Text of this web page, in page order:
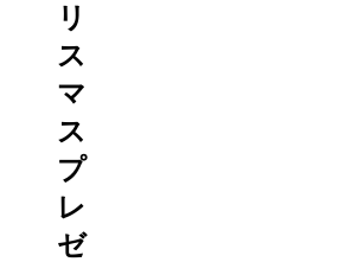
リ
ス
マ
ス
プ
レ
ゼ